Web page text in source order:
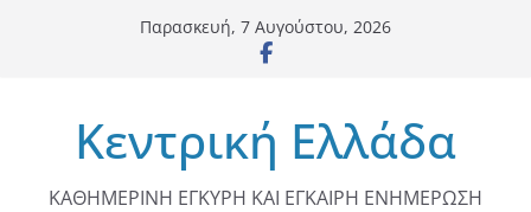
Παρασκευή, 7 Αυγούστου, 2026
Κεντρική Ελλάδα
ΚΑΘΗΜΕΡΙΝΗ ΕΓΚΥΡΗ ΚΑΙ ΕΓΚΑΙΡΗ ΕΝΗΜΕΡΩΣΗ